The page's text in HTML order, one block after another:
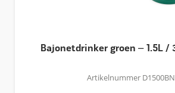
Bajonetdrinker groen – 1.5L /
Artikelnummer